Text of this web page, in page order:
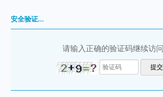
安全验证...
请输入正确的验证码继续访问